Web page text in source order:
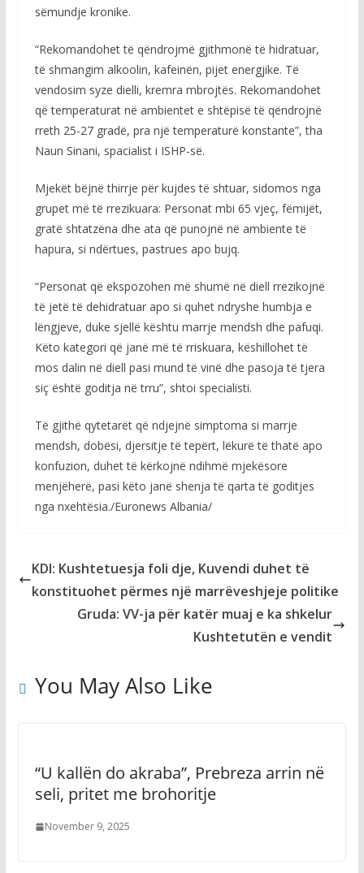
sëmundje kronike.
“Rekomandohet të qëndrojmë gjithmonë të hidratuar,
të shmangim alkoolin, kafeinën, pijet energjike. Të
vendosim syze dielli, kremra mbrojtës. Rekomandohet
që temperaturat në ambientet e shtëpisë të qëndrojnë
rreth 25-27 gradë, pra një temperaturë konstante”, tha
Naun Sinani, spacialist i ISHP-së.
Mjekët bëjnë thirrje për kujdes të shtuar, sidomos nga
grupet më të rrezikuara: Personat mbi 65 vjeç, fëmijët,
gratë shtatzëna dhe ata që punojnë në ambiente të
hapura, si ndërtues, pastrues apo bujq.
“Personat që ekspozohen më shumë në diell rrezikojnë
të jetë të dehidratuar apo si quhet ndryshe humbja e
lëngjeve, duke sjellë kështu marrje mendsh dhe pafuqi.
Këto kategori që janë më të rriskuara, këshillohet të
mos dalin në diell pasi mund të vinë dhe pasoja të tjera
siç është goditja në trru”, shtoi specialisti.
Të gjithë qytetarët që ndjejnë simptoma si marrje
mendsh, dobësi, djersitje të tepërt, lëkurë të thatë apo
konfuzion, duhet të kërkojnë ndihmë mjekësore
menjëherë, pasi këto janë shenja të qarta të goditjes
nga nxehtësia./Euronews Albania/
KDI: Kushtetuesja foli dje, Kuvendi duhet të
konstituohet përmes një marrëveshjeje politike
Gruda: VV-ja për katër muaj e ka shkelur
Kushtetutën e vendit
You May Also Like
“U kallën do akraba”, Prebreza arrin në
seli, pritet me brohoritje
November 9, 2025